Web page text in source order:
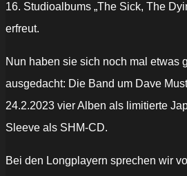
16. Studioalbums „The Sick, The
erfreut.
Nun haben sie sich noch mal etwas
ausgedacht: Die Band um Dave
24.2.2023 vier Alben als limitierte
Sleeve als SHM-CD.
Bei den Longplayern sprechen wir